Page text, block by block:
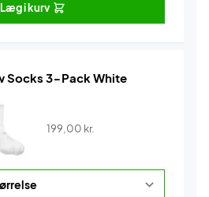
Læg i kurv
Socks 3-Pack White
199,00 kr.